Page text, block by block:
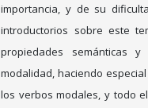
importancia, y de su
introductorios sobre este
propiedades semánticas
modalidad, haciendo
los verbos modales, y todo